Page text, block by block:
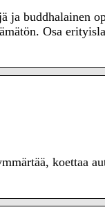
ja buddhalainen
Osa
koettaa